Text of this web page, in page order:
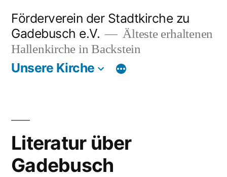
Inhalt
springen
Förderverein der Stadtkirche zu
Gadebusch e.V.
Älteste erhaltenen
Hallenkirche in Backstein
Unsere Kirche
Literatur über
Gadebusch